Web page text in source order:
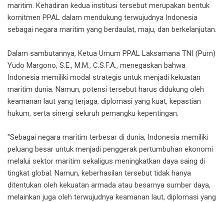
maritim. Kehadiran kedua institusi tersebut merupakan bentuk
komitmen PPAL dalam mendukung terwujudnya Indonesia
sebagai negara maritim yang berdaulat, maju, dan berkelanjutan.
Dalam sambutannya, Ketua Umum PPAL Laksamana TNI (Purn)
Yudo Margono, S.E., M.M., C.S.F.A., menegaskan bahwa
Indonesia memiliki modal strategis untuk menjadi kekuatan
maritim dunia. Namun, potensi tersebut harus didukung oleh
keamanan laut yang terjaga, diplomasi yang kuat, kepastian
hukum, serta sinergi seluruh pemangku kepentingan.
"Sebagai negara maritim terbesar di dunia, Indonesia memiliki
peluang besar untuk menjadi penggerak pertumbuhan ekonomi
melalui sektor maritim sekaligus meningkatkan daya saing di
tingkat global. Namun, keberhasilan tersebut tidak hanya
ditentukan oleh kekuatan armada atau besarnya sumber daya,
melainkan juga oleh terwujudnya keamanan laut, diplomasi yang